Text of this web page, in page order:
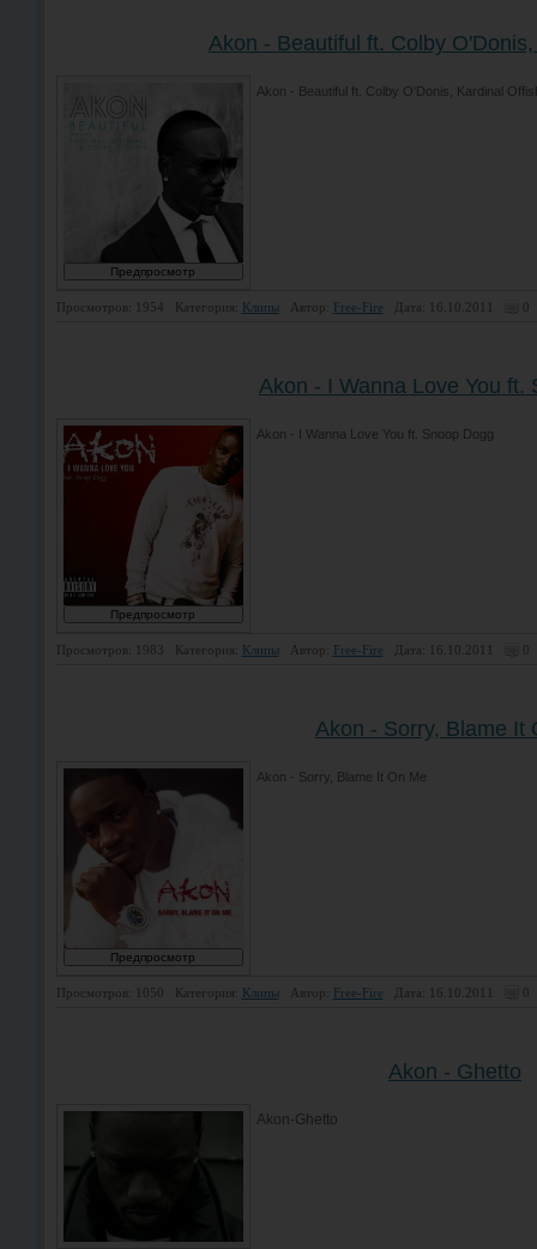
Akon - Beautiful ft. Colby
Akon - Beautiful ft. Colby O'Donis, Kardinal
Просмотров: 1954 Категория: Клипы Автор: Free-Fire Дата: 16.10.2011 0
Akon - I Wanna Love You ft.
Akon - I Wanna Love You ft. Snoop Dogg
Просмотров: 1983 Категория: Клипы Автор: Free-Fire Дата: 16.10.2011 0
Akon - Sorry, Blame It
Akon - Sorry, Blame It On Me
Просмотров: 1050 Категория: Клипы Автор: Free-Fire Дата: 16.10.2011 0
Akon - Ghetto
Akon-Ghetto